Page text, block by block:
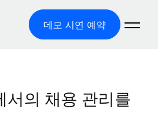
데모 시연 예약
서의 채용 관리를